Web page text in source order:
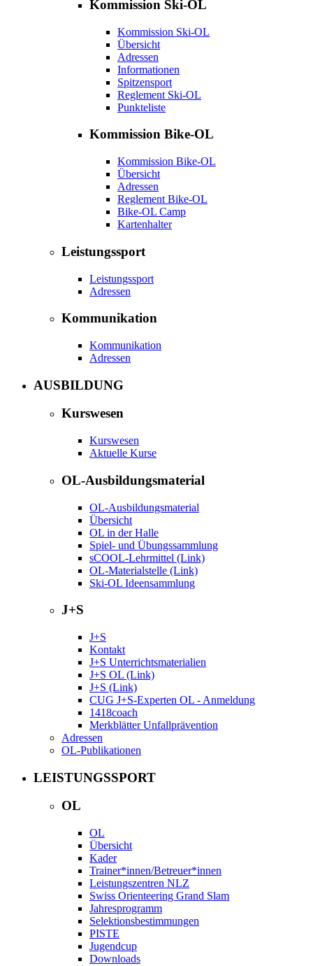
Kommission Ski-OL
Kommission Ski-OL
Übersicht
Adressen
Informationen
Spitzensport
Reglement Ski-OL
Punkteliste
Kommission Bike-OL
Kommission Bike-OL
Übersicht
Adressen
Reglement Bike-OL
Bike-OL Camp
Kartenhalter
Leistungssport
Leistungssport
Adressen
Kommunikation
Kommunikation
Adressen
AUSBILDUNG
Kurswesen
Kurswesen
Aktuelle Kurse
OL-Ausbildungsmaterial
OL-Ausbildungsmaterial
Übersicht
OL in der Halle
Spiel- und Übungssammlung
sCOOL-Lehrmittel (Link)
OL-Materialstelle (Link)
Ski-OL Ideensammlung
J+S
J+S
Kontakt
J+S Unterrichtsmaterialien
J+S OL (Link)
J+S (Link)
CUG J+S-Experten OL - Anmeldung
1418coach
Merkblätter Unfallprävention
Adressen
OL-Publikationen
LEISTUNGSSPORT
OL
OL
Übersicht
Kader
Trainer*innen/Betreuer*innen
Leistungszentren NLZ
Swiss Orienteering Grand Slam
Jahresprogramm
Selektionsbestimmungen
PISTE
Jugendcup
Downloads